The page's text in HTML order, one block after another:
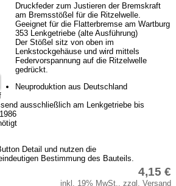
& Zubehör
Druckfeder zum Justieren der Bremskraft
am Bremsstößel für die Ritzelwelle.
Geeignet für die Flatterbremse am Wartburg
353 Lenkgetriebe (alte Ausführung)
Der Stößel sitz von oben im
Lenkstockgehäuse und wird mittels
Federvorspannung auf die Ritzelwelle
gedrückt.
Neuproduktion aus Deutschland
ausschließlich am Lenkgetriebe bis
Detail und nutzen die
Bestimmung des Bauteils.
4,15 €
inkl. 19% MwSt., zzgl. Versand